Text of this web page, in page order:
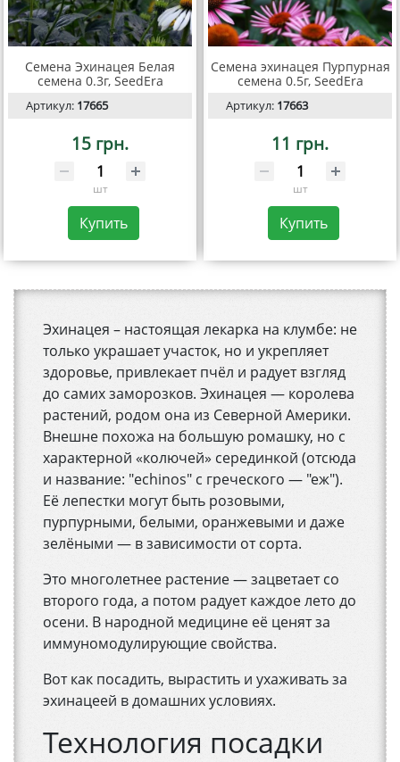
Эхинацея – настоящая лекарка на клумбе: не
только украшает участок, но и укрепляет
здоровье, привлекает пчёл и радует взгляд
до самих заморозков. Эхинацея — королева
растений, родом она из Северной Америки.
Внешне похожа на большую ромашку, но с
характерной «колючей» серединкой (отсюда
и название: "echinos" с греческого — "еж").
Её лепестки могут быть розовыми,
пурпурными, белыми, оранжевыми и даже
зелёными — в зависимости от сорта.
Это многолетнее растение — зацветает со
второго года, а потом радует каждое лето до
осени. В народной медицине её ценят за
иммуномодулирующие свойства.
Вот как посадить, вырастить и ухаживать за
эхинацеей в домашних условиях.
Технология посадки
Семена Эхинацея Белая
семена 0.3г, SeedEra
Артикул: 17665
15 грн.
шт
Купить
Семена эхинацея Пурпурная
семена 0.5г, SeedEra
Артикул: 17663
11 грн.
шт
Купить